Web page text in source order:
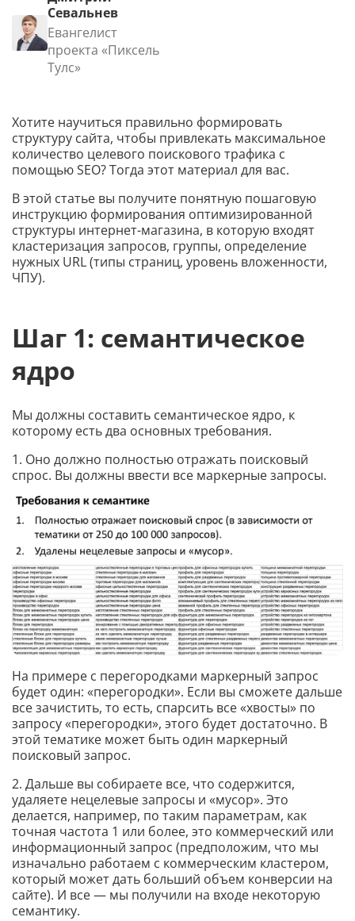
Севальнев
Евангелист
проекта «Пиксель
Тулс»
Хотите научиться правильно формировать
структуру сайта, чтобы привлекать максимальное
количество целевого поискового трафика с
помощью SEO? Тогда этот материал для вас.
В этой статье вы получите понятную пошаговую
инструкцию формирования оптимизированной
структуры интернет-магазина, в которую входят
кластеризация запросов, группы, определение
нужных URL (типы страниц, уровень вложенности,
ЧПУ).
Шаг 1: семантическое
ядро
Мы должны составить семантическое ядро, к
которому есть два основных требования.
1. Оно должно полностью отражать поисковый
спрос. Вы должны ввести все маркерные запросы.
На примере с перегородками маркерный запрос
будет один: «перегородки». Если вы сможете дальше
все зачистить, то есть, спарсить все «хвосты» по
запросу «перегородки», этого будет достаточно. В
этой тематике может быть один маркерный
поисковый запрос.
2. Дальше вы собираете все, что содержится,
удаляете нецелевые запросы и «мусор». Это
делается, например, по таким параметрам, как
точная частота 1 или более, это коммерческий или
информационный запрос (предположим, что мы
изначально работаем с коммерческим кластером,
который может дать больший объем конверсии на
сайте). И все — мы получили на входе некоторую
семантику.